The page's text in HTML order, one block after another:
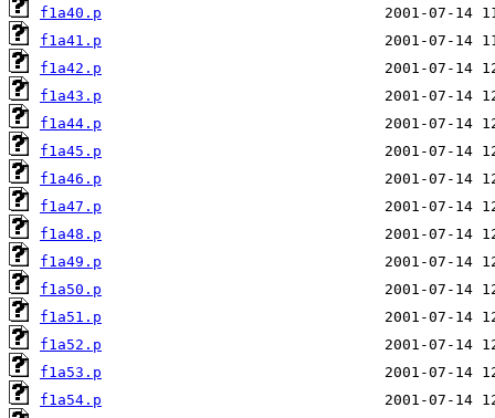
f1a40.p
f1a41.p
f1a42.p
f1a43.p
f1a44.p
f1a45.p
f1a46.p
f1a47.p
f1a48.p
f1a49.p
f1a50.p
f1a51.p
f1a52.p
f1a53.p
f1a54.p